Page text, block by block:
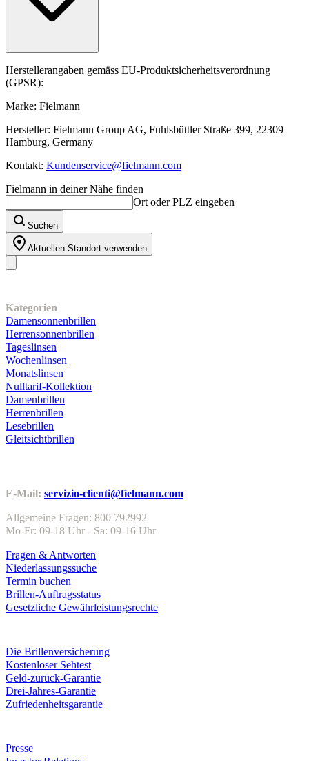
Herstellerangaben gemäss EU-Produktsicherheitsverordnung
(GPSR):
Marke: Fielmann
Hersteller: Fielmann Group AG, Fuhlsbüttler Straße 399, 22309
Hamburg, Germany
Kontakt: Kundenservice@fielmann.com
Fielmann in deiner Nähe finden
Ort oder PLZ eingeben
Suchen
Aktuellen Standort verwenden
Kategorien
Damensonnenbrillen
Herrensonnenbrillen
Tageslinsen
Wochenlinsen
Monatslinsen
Nulltarif-Kollektion
Damenbrillen
Herrenbrillen
Lesebrillen
Gleitsichtbrillen
E-Mail: servizio-clienti@fielmann.com
Allgemeine Fragen: 800 792992
Mo-Fr: 09-18 Uhr - Sa: 09-16 Uhr
Fragen & Antworten
Niederlassungssuche
Termin buchen
Brillen-Auftragsstatus
Gesetzliche Gewährleistungsrechte
Die Brillenversicherung
Kostenloser Sehtest
Geld-zurück-Garantie
Drei-Jahres-Garantie
Zufriedenheitsgarantie
Presse